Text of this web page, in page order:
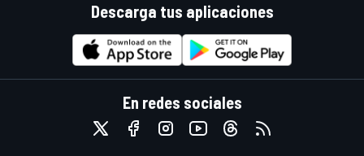
Descarga tus aplicaciones
En redes sociales